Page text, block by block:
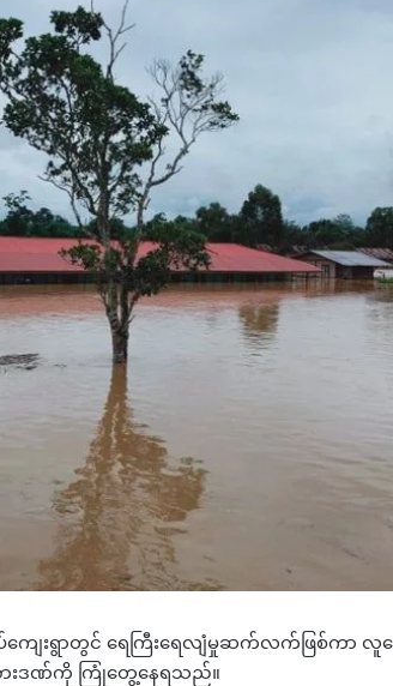
ကျေးရွာတွင် ရေကြီးရေလျံမှုဆက်လက်ဖြစ်ကာ လူန
ဘေးဒဏ်ကို ကြုံတွေ့နေရသည်။